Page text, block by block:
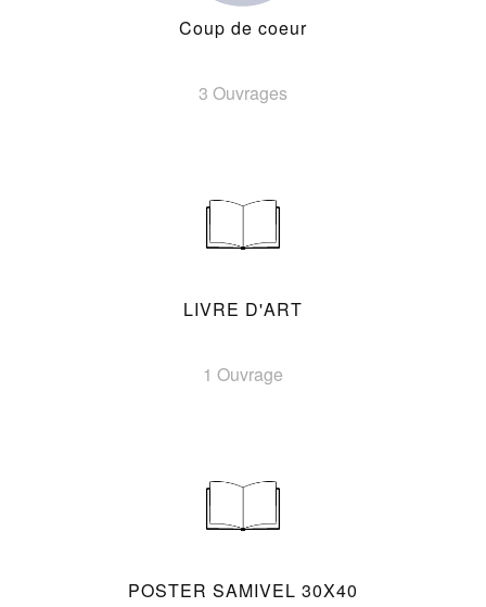
Coup de coeur
3 Ouvrages
LIVRE D'ART
1 Ouvrage
POSTER SAMIVEL 30X40